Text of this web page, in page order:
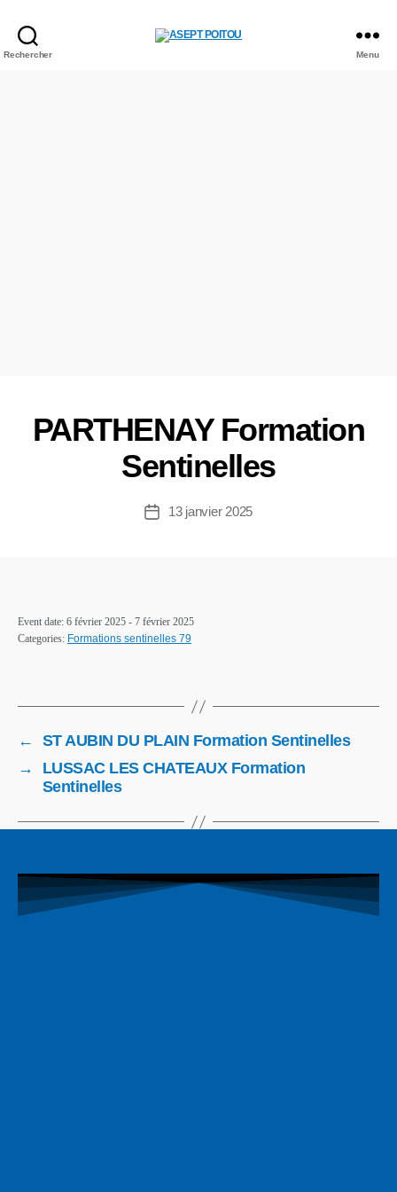
Rechercher Menu
PARTHENAY Formation
Sentinelles
13 janvier 2025
Event date: 6 février 2025 - 7 février 2025
Categories: Formations sentinelles 79
←
ST AUBIN DU PLAIN Formation Sentinelles
→
LUSSAC LES CHATEAUX Formation
Sentinelles